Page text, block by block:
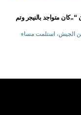
متواجد بالنيجر وتم
أمن الجيش، استلمت مساء